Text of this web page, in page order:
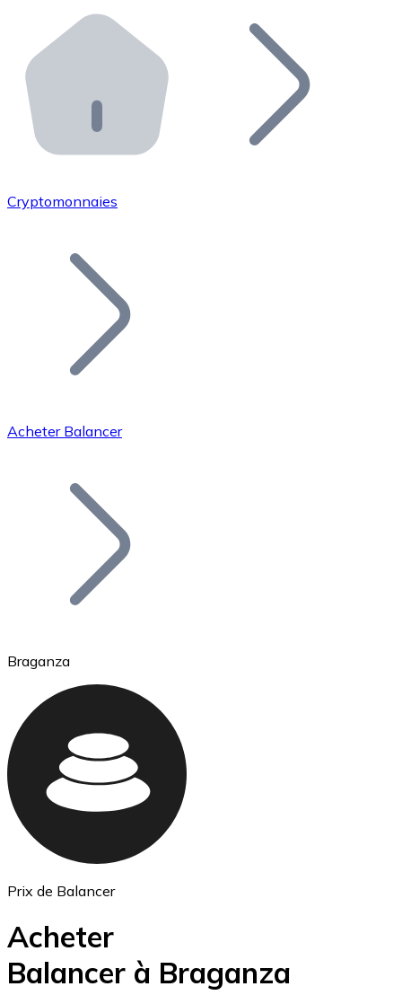
Distributeurs automatiques Bitnovo
Intégrez un ATM Bitnovo dans votre entreprise et
API Bitnovo
Intégrez notre API dans votre écosystème.
Rejoignez notre réseau de distributeurs et
Ajoutez le token de votre projet à notre service
Bitcoin
Ethereum
ETH
Cryptomonnaies
Acheter Balancer
Braganza
Prix de Balancer
Acheter
Balancer à Braganza